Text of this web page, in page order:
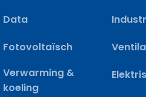
Data
Fotovoltaïsch
Verwarming &
koeling